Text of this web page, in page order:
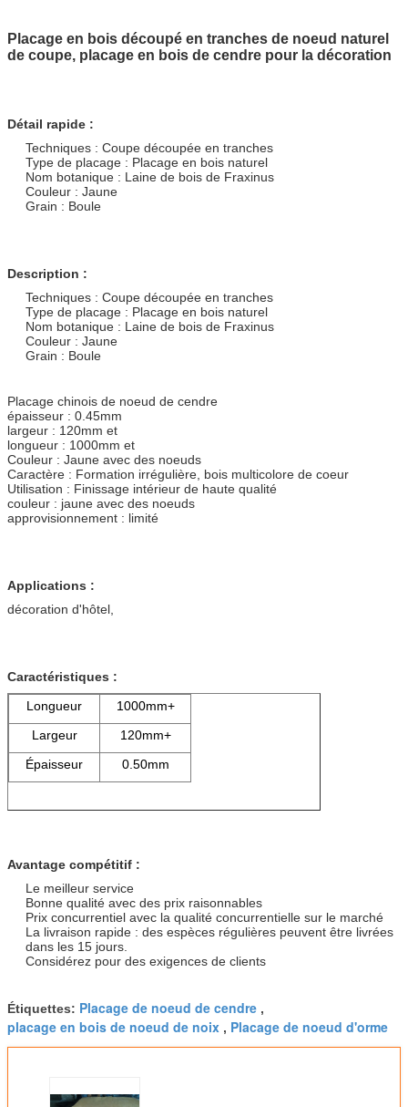
Placage en bois découpé en tranches de noeud naturel
de coupe, placage en bois de cendre pour la décoration
Détail rapide :
Techniques : Coupe découpée en tranches
Type de placage : Placage en bois naturel
Nom botanique : Laine de bois de Fraxinus
Couleur : Jaune
Grain : Boule
Description :
Techniques : Coupe découpée en tranches
Type de placage : Placage en bois naturel
Nom botanique : Laine de bois de Fraxinus
Couleur : Jaune
Grain : Boule
Placage chinois de noeud de cendre
épaisseur : 0.45mm
largeur : 120mm et
longueur : 1000mm et
Couleur : Jaune avec des noeuds
Caractère : Formation irrégulière, bois multicolore de coeur
Utilisation : Finissage intérieur de haute qualité
couleur : jaune avec des noeuds
approvisionnement : limité
Applications :
décoration d'hôtel,
Caractéristiques :
Longueur
1000mm+
Largeur
120mm+
Épaisseur
0.50mm
Avantage compétitif :
Le meilleur service
Bonne qualité avec des prix raisonnables
Prix concurrentiel avec la qualité concurrentielle sur le marché
La livraison rapide : des espèces régulières peuvent être livrées
dans les 15 jours.
Considérez pour des exigences de clients
Étiquettes: Placage de noeud de cendre ,
placage en bois de noeud de noix , Placage de noeud d'orme